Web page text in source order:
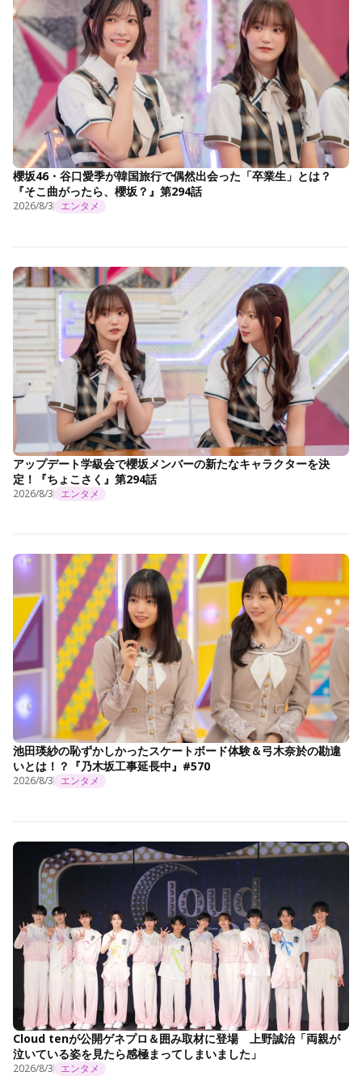
櫻坂46・谷口愛季が韓国旅行で偶然出会った「卒業生」とは？
『そこ曲がったら、櫻坂？』第294話
2026/8/3 エンタメ
アップデート学級会で櫻坂メンバーの新たなキャラクターを決
定！『ちょこさく』第294話
2026/8/3 エンタメ
池田瑛紗の恥ずかしかったスケートボード体験＆弓木奈於の勘違
いとは！？『乃木坂工事延長中』#570
2026/8/3 エンタメ
Cloud tenが公開ゲネプロ＆囲み取材に登場 上野誠治「両親が
泣いている姿を見たら感極まってしまいました」
2026/8/3 エンタメ